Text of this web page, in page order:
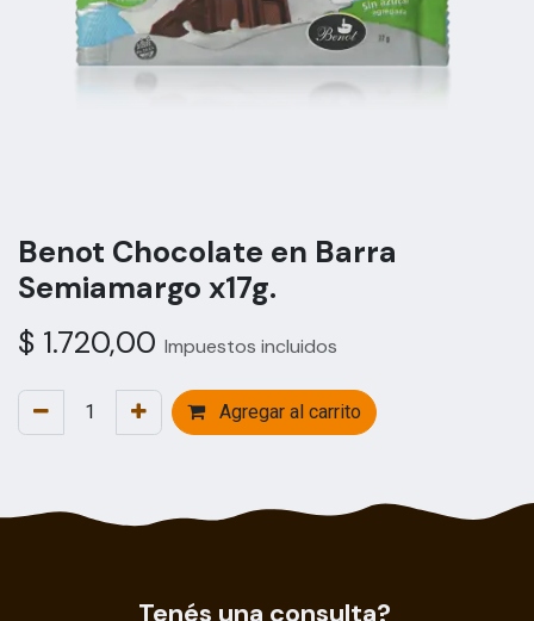
Benot Chocolate en Barra
Semiamargo x17g.
$ 1.720,00 Impuestos incluidos
Agregar al carrito
Tenés una consulta?